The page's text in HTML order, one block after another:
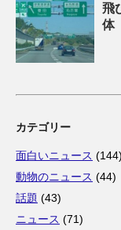
飛
体
カテゴリー
面白いニュース (144)
動物のニュース (44)
話題 (43)
ニュース (71)